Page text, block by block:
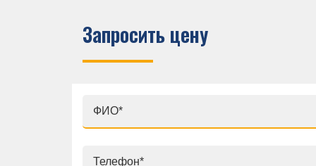
Запросить цену